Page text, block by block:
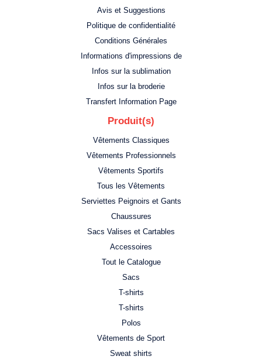
Avis et Suggestions
Politique de confidentialité
Conditions Générales
Informations d'impressions de
Infos sur la sublimation
Infos sur la broderie
Transfert Information Page
Produit(s)
Vêtements Classiques
Vêtements Professionnels
Vêtements Sportifs
Tous les Vêtements
Serviettes Peignoirs et Gants
Chaussures
Sacs Valises et Cartables
Accessoires
Tout le Catalogue
Sacs
T-shirts
T-shirts
Polos
Vêtements de Sport
Sweat shirts